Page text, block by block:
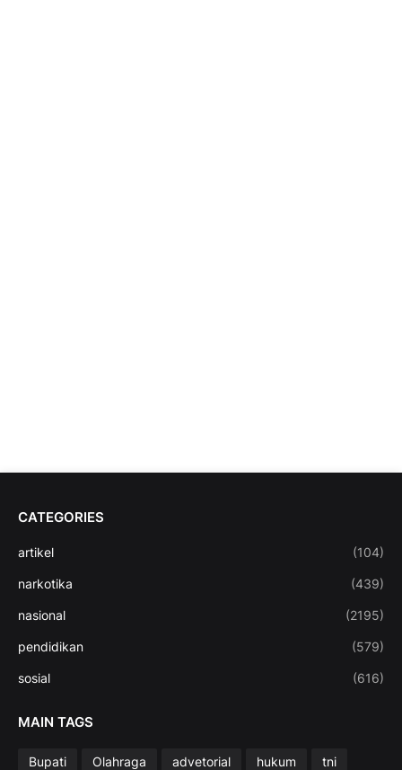
CATEGORIES
artikel (104)
narkotika (439)
nasional (2195)
pendidikan (579)
sosial (616)
MAIN TAGS
Bupati Olahraga advetorial hukum
tni